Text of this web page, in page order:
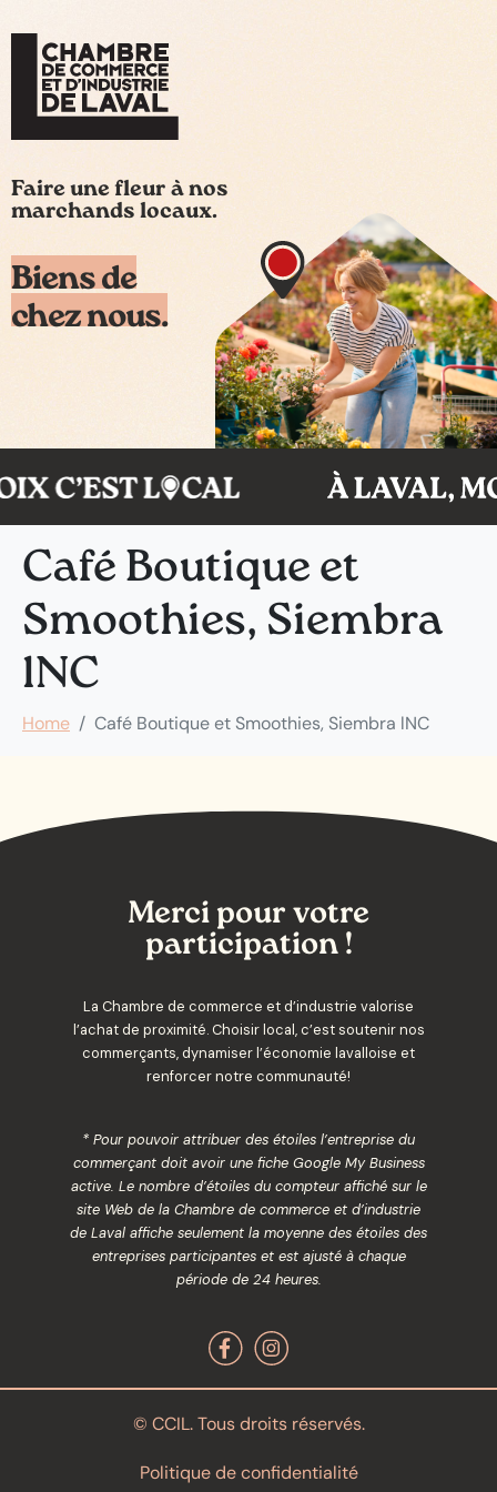
Faire une fleur à nos
marchands locaux.
Biens de
chez nous.
Café Boutique et
Smoothies, Siembra
lNC
Home Café Boutique et Smoothies, Siembra lNC
Merci pour votre
participation !
La Chambre de commerce et d’industrie valorise
l’achat de proximité. Choisir local, c’est soutenir nos
commerçants, dynamiser l’économie lavalloise et
renforcer notre communauté!
* Pour pouvoir attribuer des étoiles l’entreprise du
commerçant doit avoir une fiche Google My Business
active. Le nombre d’étoiles du compteur affiché sur le
site Web de la Chambre de commerce et d’industrie
de Laval affiche seulement la moyenne des étoiles des
entreprises participantes et est ajusté à chaque
période de 24 heures.
© CCIL. Tous droits réservés.
Politique de confidentialité